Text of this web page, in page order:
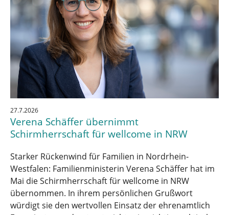
27.7.2026
Verena Schäffer übernimmt
Schirmherrschaft für wellcome in NRW
Starker Rückenwind für Familien in Nordrhein-
Westfalen: Familienministerin Verena Schäffer hat im
Mai die Schirmherrschaft für wellcome in NRW
übernommen. In ihrem persönlichen Grußwort
würdigt sie den wertvollen Einsatz der ehrenamtlich